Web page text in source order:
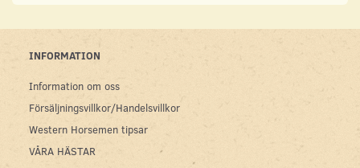
INFORMATION
Information om oss
Försäljningsvillkor/Handelsvillkor
Western Horsemen tipsar
VÅRA HÄSTAR